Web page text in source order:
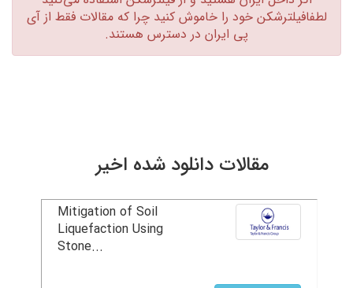
لطفافیلترشکن خود را خاموش کنید چرا که مقالات فقط از آی
پی ایران در دسترس هستند.‏
مقالات دانلود شده اخیر
Mitigation of Soil
Liquefaction Using
Stone...